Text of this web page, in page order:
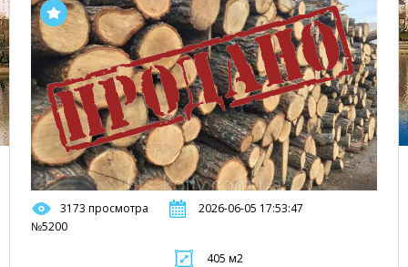
3173 просмотра
2026-06-05 17:53:47
№5200
405 м2